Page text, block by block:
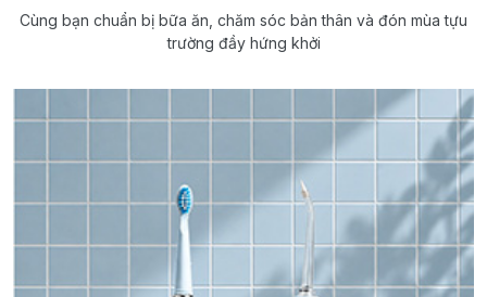
Cùng bạn chuẩn bị bữa ăn, chăm sóc bản thân và đón mùa tựu
trường đầy hứng khởi